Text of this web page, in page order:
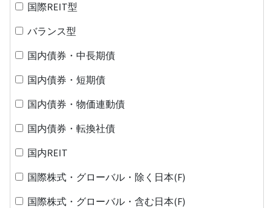
国際REIT型
バランス型
国内債券・中長期債
国内債券・短期債
国内債券・物価連動債
国内債券・転換社債
国内REIT
国際株式・グローバル・除く日本(F)
国際株式・グローバル・含む日本(F)